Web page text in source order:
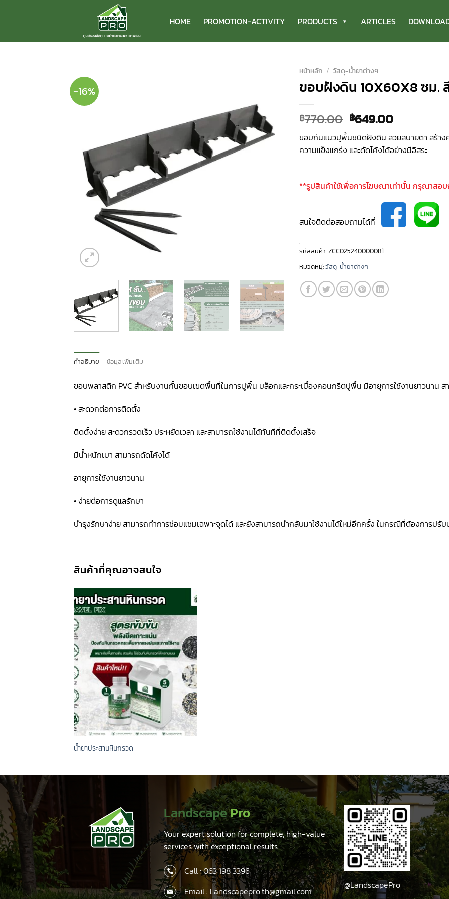
เนื้อหา
HOME PROMOTION-ACTIVITY PRODUCTS ARTICLES
-16%
หน้าหลัก / วัสดุ-น้ำยาต่างๆ
ขอบฝังดิน 10X60X8 ซม.
฿770.00 Original
price
was:
฿770.00.
฿649.00Current
is:
฿649.00.
ขอบกันแนวปูพื้นชนิดฝังดิน สวยสบายตา สร้า
ความแข็งแกร่ง และดัดโค้งได้อย่างมีอิสระ
**รูปสินค้าใช้เพื่อการโฆษณาเท่านั้น กรุณาสอ
สนใจติดต่อสอบถามได้ที่
รหัสสินค้า:ZCC025240000081
หมวดหมู่:วัสดุ-น้ำยาต่างๆ
คำอธิบาย ข้อมูลเพิ่มเติม
ขอบพลาสติก PVC สำหรับงานกั้นขอบเขตพื้นที่ในการปูพื้น บล็อกและกระเบื้องคอนกรีตปูพื้น มีอายุการใช้งานยาวนาน ส
• สะดวกต่อการติดตั้ง
ติดตั้งง่าย สะดวกรวดเร็ว ประหยัดเวลา และสามารถใช้งานได้ทันทีที่ติดตั้งเสร็จ
มีน้ำหนักเบา สามารถดัดโค้งได้
อายุการใช้งานยาวนาน
• ง่ายต่อการดูแลรักษา
บำรุงรักษาง่าย สามารถทำการซ่อมแซมเฉพาะจุดได้ และยังสามารถนำกลับมาใช้งานได้ใหม่อีกครั้ง ในกรณีที่ต้องการปรั
สินค้าที่คุณอาจสนใจ
น้ำยาประสานหินกรวด
LandscapePro
Your expert solution for complete, high-value
services with exceptional results
Call :063 198 3396
Email : Landscapepro.th@gmail.com
@LandscapePro